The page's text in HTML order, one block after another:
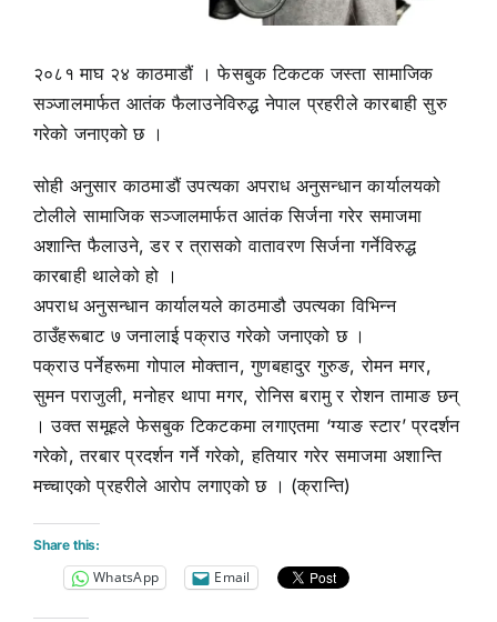
२०८१ माघ २४ काठमाडौं । फेसबुक टिकटक जस्ता सामाजिक
सञ्जालमार्फत आतंक फैलाउनेविरुद्ध नेपाल प्रहरीले कारबाही सुरु
गरेको जनाएको छ ।
सोही अनुसार काठमाडौं उपत्यका अपराध अनुसन्धान कार्यालयको
टोलीले सामाजिक सञ्जालमार्फत आतंक सिर्जना गरेर समाजमा
अशान्ति फैलाउने, डर र त्रासको वातावरण सिर्जना गर्नेविरुद्ध
कारबाही थालेको हो ।
अपराध अनुसन्धान कार्यालयले काठमाडौ उपत्यका विभिन्न
ठाउँहरूबाट ७ जनालाई पक्राउ गरेको जनाएको छ ।
पक्राउ पर्नेहरूमा गोपाल मोक्तान, गुणबहादुर गुरुङ, रोमन मगर,
सुमन पराजुली, मनोहर थापा मगर, रोनिस बरामु र रोशन तामाङ छन्
। उक्त समूहले फेसबुक टिकटकमा लगाएतमा ‘ग्याङ स्टार’ प्रदर्शन
गरेको, तरबार प्रदर्शन गर्ने गरेको, हतियार गरेर समाजमा अशान्ति
मच्चाएको प्रहरीले आरोप लगाएको छ । (क्रान्ति)
Share this:
WhatsApp Email